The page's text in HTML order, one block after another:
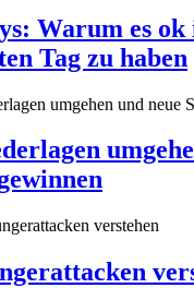
Warum es ok
Tag zu haben